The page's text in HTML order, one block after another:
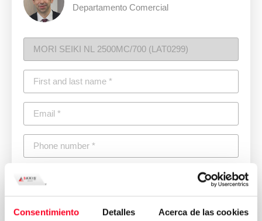
Consentimiento Detalles Acerca de las cookies
Departamento Comercial